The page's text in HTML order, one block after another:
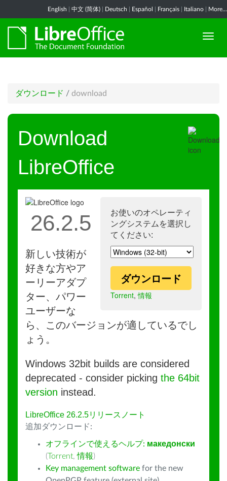
English 中文 (简体) Deutsch Español Français Italiano More...
ダウンロード / download
Download
LibreOffice
お使いのオペレーティ
ングシステムを選択し
てください:
ダウンロード
Torrent,情報
26.2.5
新しい技術が
好きな方やア
ーリーアダプ
ター、パワー
ユーザーな
ら、このバージョンが適しているでし
ょう。
Windows 32bit builds are considered
deprecated - consider picking the 64bit
version instead.
LibreOffice 26.2.5リリースノート
追加ダウンロード:
オフラインで使えるヘルプ: македонски
(Torrent,情報)
Key management software for the new